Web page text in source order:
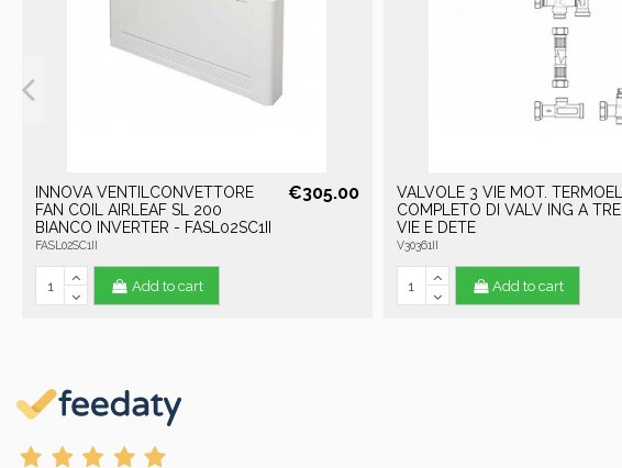
INNOVA VENTILCONVETTORE
FAN COIL AIRLEAF SL 200
BIANCO INVERTER - FASL02SC1II
FASL02SC1II
€305.00
Add to cart
VALVOLE 3 VIE MOT. TERMOEL
COMPLETO DI VALV ING A TRE
VIE E DETE
V30361II
Add to cart